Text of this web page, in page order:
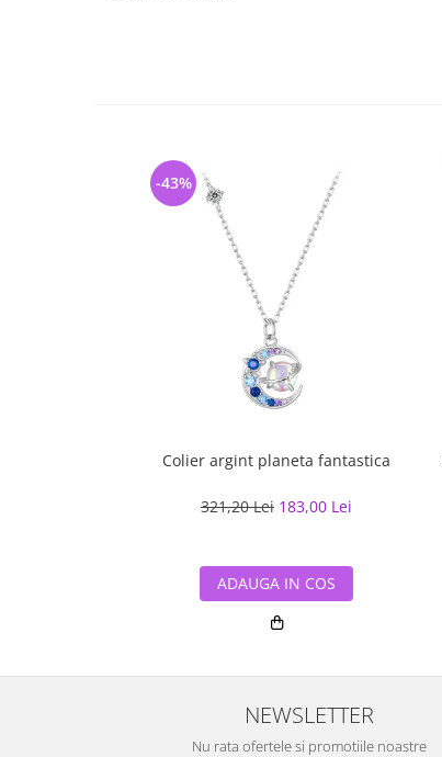
Colier argint planeta fantastica
321,20 Lei 183,00 Lei
-43%
ADAUGA IN COS
NEWSLETTER
Nu rata ofertele si promotiile noastre